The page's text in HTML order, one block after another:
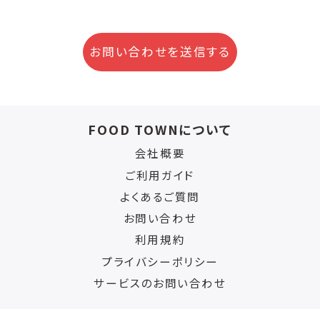
お問い合わせを送信する
FOOD TOWNについて
会社概要
ご利用ガイド
よくあるご質問
お問い合わせ
利用規約
プライバシーポリシー
サービスのお問い合わせ